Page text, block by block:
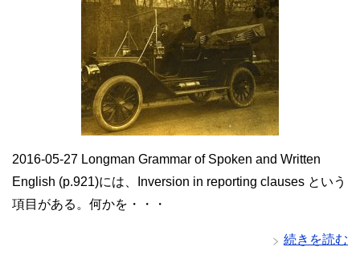
2016-05-27 Longman Grammar of Spoken and Written
English (p.921)には、Inversion in reporting clauses という
項目がある。何かを・・・
続きを読む